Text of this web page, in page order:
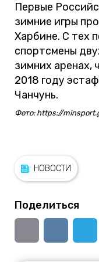
Первые
зимние игры
Харбине. С тех
спортсмены
зимних аренах,
2018 году
Чанчунь.
Фото: https://
НОВОСТИ
Поделиться